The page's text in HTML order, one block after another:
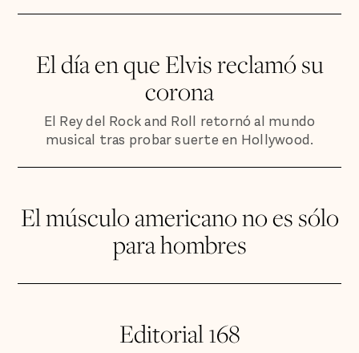
El día en que Elvis reclamó su
corona
El Rey del Rock and Roll retornó al mundo
musical tras probar suerte en Hollywood.
El músculo americano no es sólo
para hombres
Editorial 168